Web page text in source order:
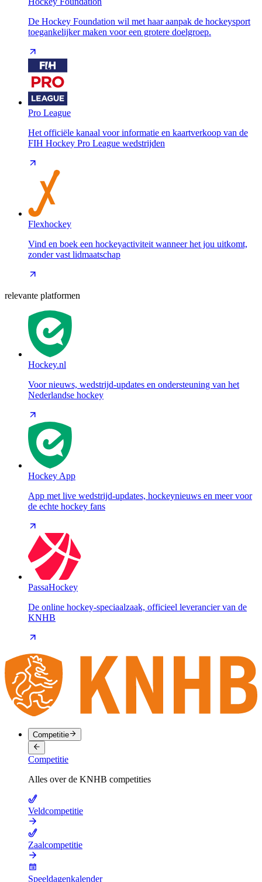
De Hockey Foundation wil met haar aanpak de hockeysport
toegankelijker maken voor een grotere doelgroep.
Pro League
Het officiële kanaal voor informatie en kaartverkoop van de
FIH Hockey Pro League wedstrijden
Flexhockey
Vind en boek een hockeyactiviteit wanneer het jou uitkomt,
zonder vast lidmaatschap
relevante platformen
Hockey.nl
Voor nieuws, wedstrijd-updates en ondersteuning van het
Nederlandse hockey
Hockey App
App met live wedstrijd-updates, hockeynieuws en meer voor
de echte hockey fans
PassaHockey
De online hockey-speciaalzaak, officieel leverancier van de
KNHB
Competitie
Competitie
Alles over de KNHB competities
Veldcompetitie
Zaalcompetitie
Speeldagenkalender